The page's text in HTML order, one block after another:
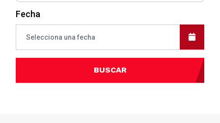
Fecha
BUSCAR